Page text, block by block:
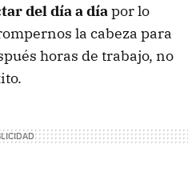
del día a díapor lo
la cabeza para
horas de trabajo, no